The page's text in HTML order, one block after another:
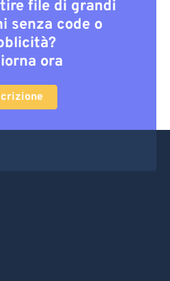
file di grandi
senza code o
ora